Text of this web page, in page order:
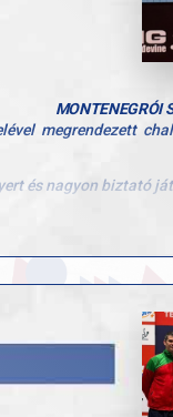
eredményekhez és
MONTENEGRÓI
megrendezett
és nagyon biztató
folytatódott
képviselteti
Szvitacs Alexa,